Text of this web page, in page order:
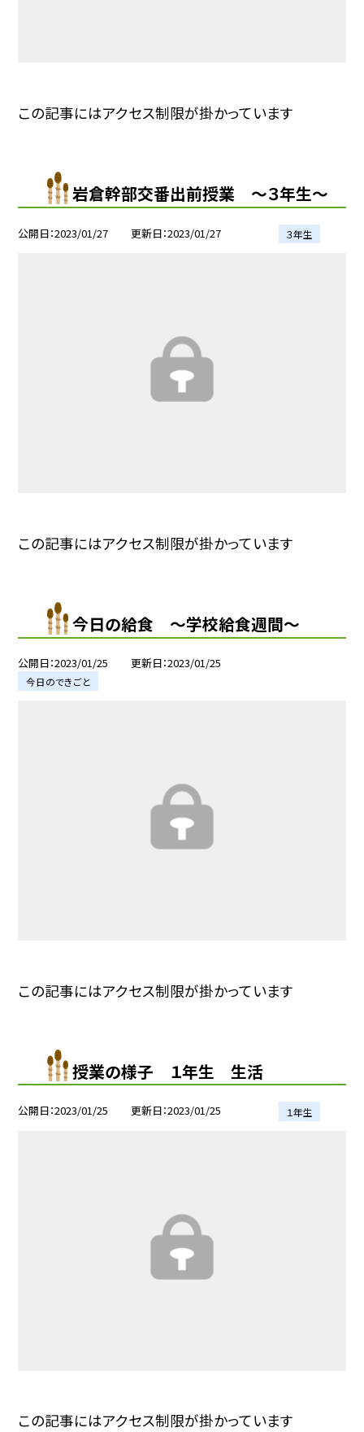
この記事にはアクセス制限が掛かっています
岩倉幹部交番出前授業 〜３年生〜
公開日 2023/01/27 更新日 2023/01/27 ３年生
この記事にはアクセス制限が掛かっています
今日の給食 〜学校給食週間〜
公開日 2023/01/25 更新日 2023/01/25
今日のできごと
この記事にはアクセス制限が掛かっています
授業の様子 １年生 生活
公開日 2023/01/25 更新日 2023/01/25 １年生
この記事にはアクセス制限が掛かっています